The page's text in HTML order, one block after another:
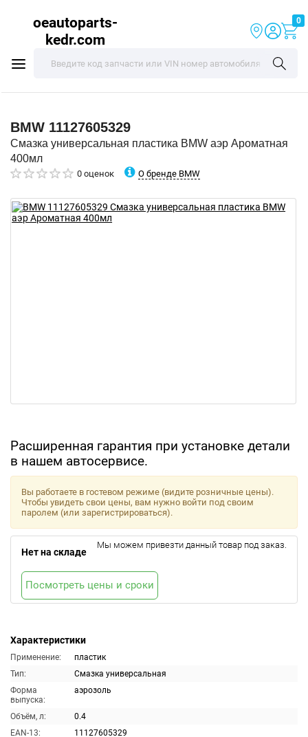
oeautoparts-
kedr.com
0
BMW 11127605329
Смазка универсальная пластика BMW аэр Ароматная
400мл
0 оценок О бренде BMW
Расширенная гарантия при установке детали
в нашем автосервисе.
Характеристики
Применение:
пластик
Тип:
Смазка универсальная
Форма
выпуска:
аэрозоль
Объём, л:
0.4
EAN-13:
11127605329
Вы работаете в гостевом режиме (видите розничные цены).
Чтобы увидеть свои цены, вам нужно войти под своим
паролем (или зарегистрироваться).
Нет на складе
Мы можем привезти данный товар под заказ.
Посмотреть цены и сроки